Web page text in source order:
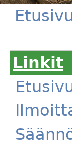
Etusivu
Linkit